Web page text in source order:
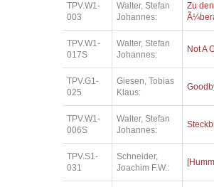
TPV.W1-
003
Walter, Stefan
Johannes:
Zu
TPV.W1-
017S
Walter, Stefan
Johannes:
Not A
TPV.G1-
025
Giesen, Tobias
Klaus:
TPV.W1-
006S
Walter, Stefan
Johannes:
TPV.S1-
031
Schneider,
Joachim F.W.: